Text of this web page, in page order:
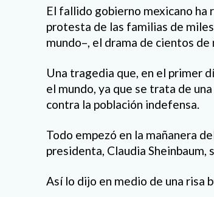
El fallido gobierno mexicano ha
protesta de las familias de
mundo–, el drama de cientos
Una tragedia que, en el primer
el mundo, ya que se trata de
contra la población indefensa.
Todo empezó en la mañanera
presidenta, Claudia Sheinbaum,
Así lo dijo en medio de una risa